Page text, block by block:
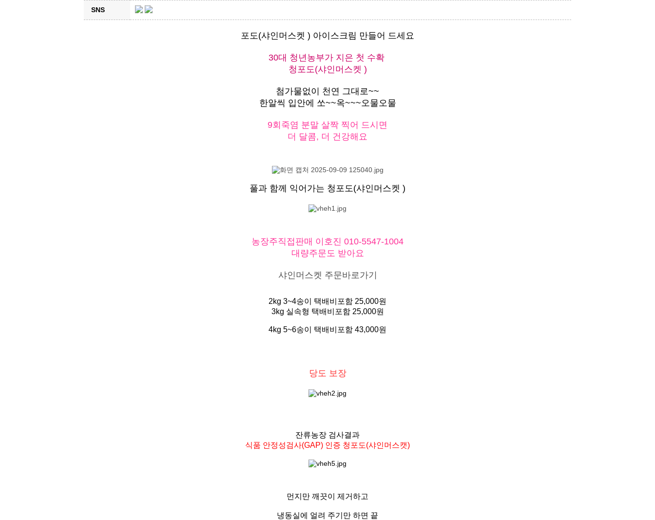
SNS
포도(샤인머스켓 ) 아이스크림 만들어 드세요
30대 청년농부가 지은 첫 수확
청포도(샤인머스켓 )
첨가물없이 천연 그대로~~
한알씩 입안에 쏘~~옥~~~오물오물
9회죽염 분말 살짝 찍어 드시면
더 달콤, 더 건강해요
풀과 함께 익어가는 청포도(샤인머스켓 )
농장주직접판매 이호진 010-5547-1004
대량주문도 받아요
샤인머스켓 주문바로가기
2kg 3~4송이 택배비포함 25,000원
3kg 실속형 택배비포함 25,000원
4kg 5~6송이 택배비포함 43,000원
당도 보장
잔류농장 검사결과
식품 안정성검사(GAP) 인증 청포도(샤인머스캣)
먼지만 깨끗이 제거하고
냉동실에 얼려 주기만 하면 끝